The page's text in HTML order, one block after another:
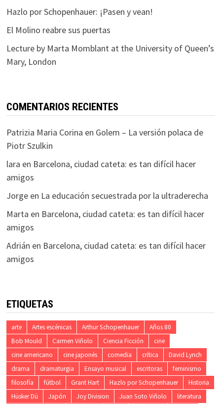
Hazlo por Schopenhauer: ¡Pasen y vean!
El Molino reabre sus puertas
Lecture by Marta Momblant at the University of Queen’s
Mary, London
COMENTARIOS RECIENTES
Patrizia Maria Corina en Golem – La versión polaca de
Piotr Szulkin
lara en Barcelona, ciudad cateta: es tan difícil hacer
amigos
Jorgeen La educación secuestrada por la ultraderecha
Marta en Barcelona, ciudad cateta: es tan difícil hacer
amigos
Adrián en Barcelona, ciudad cateta: es tan difícil hacer
amigos
ETIQUETAS
arte Artes escénicas Arthur Schopenhauer
Años 80
Bob Mould
Carmen Viñolo Ciencia Ficción
cine
cine americano
cine japonés comedia crítica
David Lynch
drama
dramaturgia Ensayo musical escritoras
feminismo
filosofía
fútbol Grant Hart Hazlo por Schopenhauer
Historia
Hüsker Dü
Japón Joy Division Juan Soto Viñolo
literatura